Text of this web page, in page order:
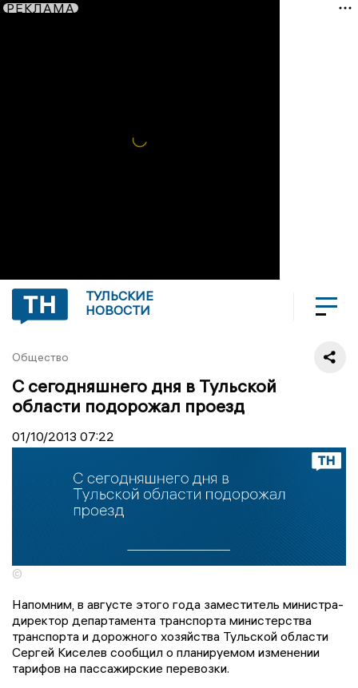
РЕКЛАМА
ТУЛЬСКИЕ
НОВОСТИ
Общество
С сегодняшнего дня в Тульской
области подорожал проезд
01/10/2013 07:22
©
Напомним, в августе этого года заместитель министра-
директор департамента транспорта министерства
транспорта и дорожного хозяйства Тульской области
Сергей Киселев сообщил о планируемом изменении
тарифов на пассажирские перевозки.